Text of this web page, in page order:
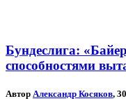
Бундеслига:
способностями
Автор Александр Косяков,